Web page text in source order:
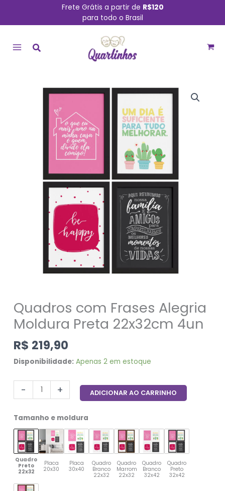
conteúdo
Frete Grátis a partir de R$120
para todo o Brasil
MENU
Quadros com Frases Alegria
Moldura Preta 22x32cm 4un
R$ 219,90
Disponibilidade: Apenas 2 em estoque
-
quantidade
+ ADICIONAR AO CARRINHO
Tamanho e moldura
Quadro
Preto
22x32
Placa
20x30
Placa
30x40
Quadro
Branco
22x32
Quadro
Marrom
22x32
Quadro
Branco
32x42
Quadro
Preto
32x42